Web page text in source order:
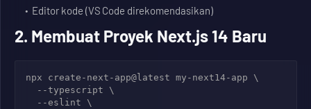
Editor kode (VS Code direkomendasikan)
2. Membuat Proyek Next.js 14 Baru
npx create-next-app@latest my-next14-app \